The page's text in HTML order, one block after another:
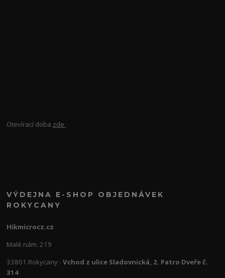
Otevírací doba zde
VÝDEJNA E-SHOP OBJEDNÁVEK
ROKYCANY
Hikmicrocz.cz
Malé nám. 219
33801 Rokycany -Vchod z ulice Sladovnická, 2. Patro Dveře č.
314